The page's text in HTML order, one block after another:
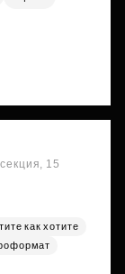
15
как хотите